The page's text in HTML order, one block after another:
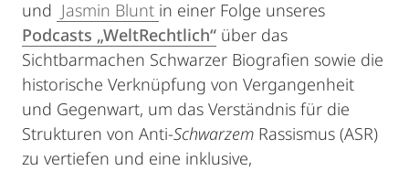
und Jasmin Blunt in einer Folge unseres
Podcasts „WeltRechtlich“ über das
Sichtbarmachen Schwarzer Biografien sowie die
historische Verknüpfung von Vergangenheit
und Gegenwart, um das Verständnis für die
Strukturen von Anti-Schwarzem Rassismus (ASR)
zu vertiefen und eine inklusive,